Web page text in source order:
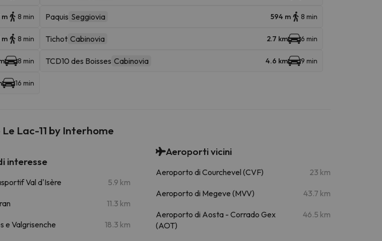
8 min Paquis Seggiovia 594 m 8 min
m 8 min Tichot Cabinovia 2.7 km 6 min
8 min TCD10 des Boisses Cabinovia 4.6 km 9 min
16 min
Lac-11 by Interhome
interesse
Val d'Isère 5.9 km
11.3 km
e Valgrisenche 18.3 km
Aeroporti vicini
Aeroporto di Courchevel (CVF) 23 km
Aeroporto di Megeve (MVV) 43.7 km
Aeroporto di Aosta - Corrado Gex
(AOT)
46.5 km